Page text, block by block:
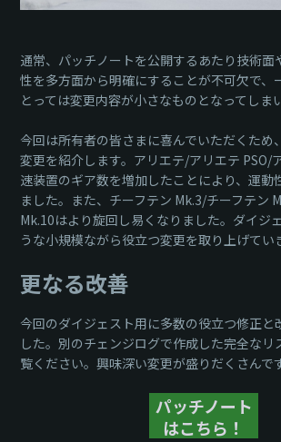
通常、パッチノートを公開するあたり技術面
性を多方面から明確にすることが不可欠で、
とっては変更内容が小さなものとなってしま
今回は所有者の皆さまに喜んでいただくため
変更を紹介します。アリエテ/アリエテ PSO/
速装置のギア数を増加したことにより、運動
ました。また、チーフテン Mk.3/チーフテン
Mk.10はより旋回し易くなりました。ダイジ
うな小規模ながら役立つ変更を取り上げてい
更なる改善
今回のダイジェスト用に多数の役立つ修正と
した。別のチェンジログで作成した完全なリ
覧ください。興味深い変更が盛りだくさんで
パッチノート
はこちら！